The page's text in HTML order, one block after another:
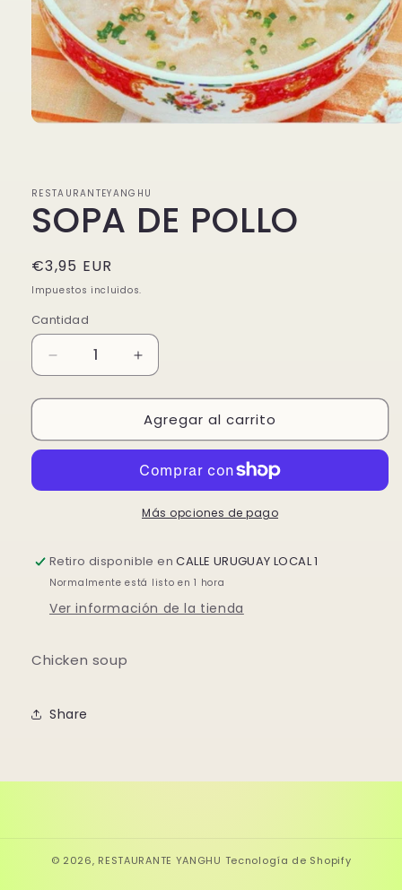
una
ventana
modal
RESTAURANTEYANGHU
SOPA DE POLLO
Precio
habitual
€3,95 EUR
Impuestos incluidos.
Cantidad
Reducir
cantidad
para
DE
Aumentar
cantidad
para
SOPA
DE
Agregar al carrito
Más opciones de pago
Retiro disponible enCALLE URUGUAY LOCAL 1
Normalmente está listo en 1 hora
Ver información de la tienda
Chicken soup
Share
© 2026, RESTAURANTE YANGHU Tecnología de Shopify